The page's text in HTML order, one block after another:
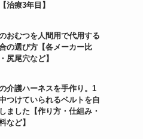
治療3年目】
助おむつを人間用で代用する
の選び方【各メーカー比
尻尾穴など】
助介護ハーネスを手作り。1
つけていられるベルトを自
ました【作り方・仕組み・
など】